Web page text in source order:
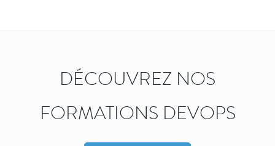
DÉCOUVREZ NOS
FORMATIONS DEVOPS